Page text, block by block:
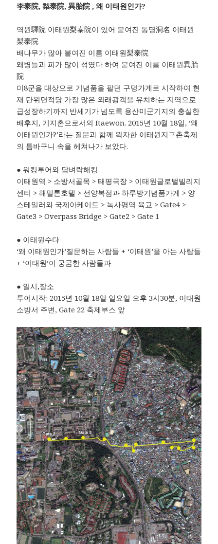
李泰院, 梨泰院, 異胎院 , 왜 이태원인가?
역원驛院 이태원梨泰院이 있어 붙여진 동명洞名 이태원
梨泰院
배나무가 많아 붙여진 이름 이태원梨泰院
왜병들과 피가 많이 섞였다 하여 붙여진 이름 이태원異胎
院
미8군을 대상으로 기념품을 팔던 구멍가게로 시작하여 현
재 단위면적당 가장 많은 외래광객을 유치하는 지역으로
급성장하기까지 반세기가 넘도록 용산미군기지의 충실한
배후지, 기지촌으로서의 Itaewon. 2015년 10월 18일, ‘왜
이태원인가?’라는 질문과 함께 왁자한 이태원지구촌축제
의 틈바구니 속을 헤쳐나가 보았다.
● 워킹투어와 담벼락해킹
이태원역 > 소방서골목 > 태평극장 > 이태원글로벌빌리지
센터 > 해밀톤호텔 > 선양복점과 하루방기념품가게 > 양
스테일러와 국제아케이드 > 녹사평역 육교 > Gate4 >
Gate3 > Overpass Bridge > Gate2 > Gate 1
● 이태원수다
‘왜 이태원인가’질문하는 사람들 + ‘이태원’을 아는 사람들
+ ‘이태원’이 궁굼한 사람들과
● 일시,장소
투어시작: 2015년 10월 18일 일요일 오후 3시30분, 이태원
소방서 주변, Gate 22 축제부스 앞